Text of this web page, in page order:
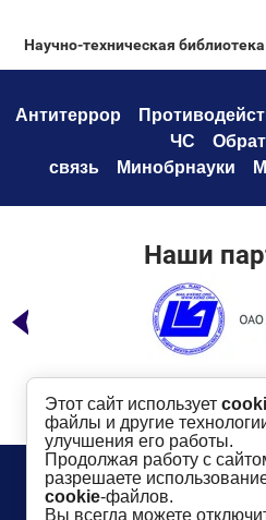
Научно-техническая библиотека
Антитеррор
ЧС
связь
Минобрнауки
Наши
Телефон:8 (49232) 6-96-00
Адрес: г. Ковров, ул.
Показать на карте
Этот сайт использует
файлы и другие
улучшения его работы.
Продолжая работу с
разрешаете
cookie-файлов.
Вы всегда можете